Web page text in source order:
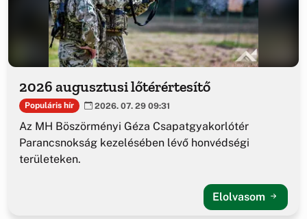
2026 augusztusi lőtérértesítő
Populáris hír 2026. 07. 29 09:31
Az MH Böszörményi Géza Csapatgyakorlótér
Parancsnokság kezelésében lévő honvédségi
területeken.
Elolvasom